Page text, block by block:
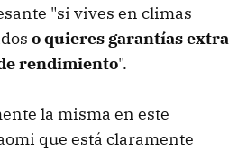
"si vives en climas
o quieres garantías extra
rendimiento".
la misma en este
que está claramente